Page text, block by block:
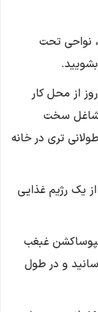
جراحی، نواحی تحت
از محل کار
سخت
تری در خانه
یک رژیم غذایی
غبغب
و در طول